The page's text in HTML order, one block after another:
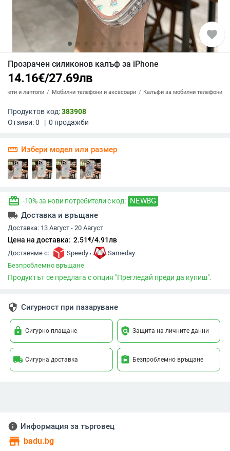
favorite
Прозрачен силиконов калъф за iPhone
14.16€/27.69лв
и лаптопи Мобилни телефони и аксесоари Калъфи за мобилни телефони
Продуктов код:383908
Отзиви:0 | 0 продажби
straighten Избери модел или размер
redeem -10% за нови потребители с код: NEWBG
local_shipping Доставка и връщане
Доставка: 13 Август - 20 Август
Цена на доставка: 2.51€/4.91лв
Доставяме с: Speedy ,
Sameday
Безпроблемно връщане
Продуктът се предлага с опция "Прегледай преди да купиш".
security Сигурност при пазаруване
lock Сигурно плащане policy Защита на личните данни
local_shipping Сигурна доставка assignment_return Безпроблемно връщане
info Информация за търговец
store badu.bg